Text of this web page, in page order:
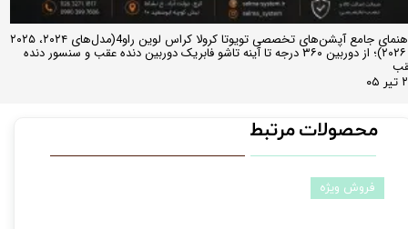
راهنمای جامع آپشن‌های تخصصی تویوتا کرولا کراس لوین راو4(مدل‌های ۲۰۲۴، ۲۰۲۵
و ۲۰۲۶)؛ از دوربین ۳۶۰ درجه تا آینه تاشو فابریک دوربین دنده عقب و سنسور دنده
محصولات مرتبط
فروش ویژه